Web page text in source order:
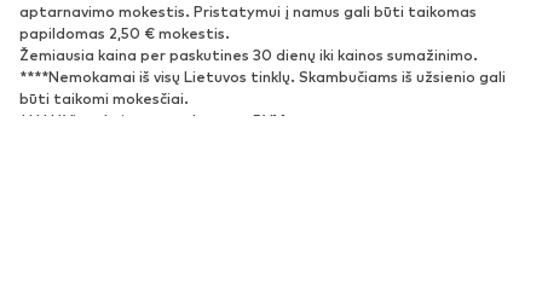
SPORTAS
Sportiniai drabužiai
Sporto šakos
Sportiniai batai
Sportinės kuprinės ir krepšiai
aptarnavimo mokestis. Pristatymui į namus gali būti taikomas
papildomas 2,50 € mokestis.
Žemiausia kaina per paskutines 30 dienų iki kainos sumažinimo.
****Nemokamai iš visų Lietuvos tinklų. Skambučiams iš užsienio gali
būti taikomi mokesčiai.
******Visos kainos nurodytos su PVM.